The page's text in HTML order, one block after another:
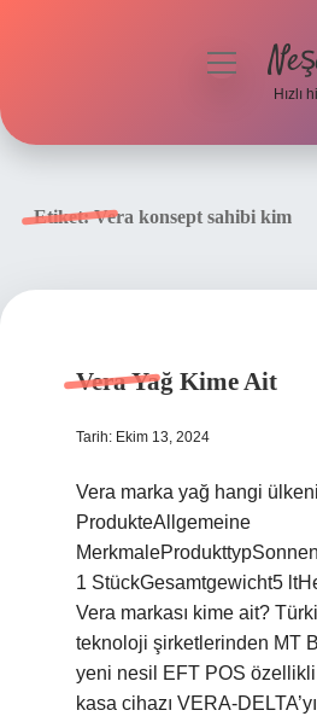
menüyü
Hızlı
Etiket:Vera konsept sahibi kim
Vera Yağ Kime Ait
Tarih: Ekim 13, 2024
Vera marka yağ hangi
ProdukteAllgemeine
1 StückGesamtgewicht5
Vera markası kime ait?
teknoloji şirketlerinden MT
yeni nesil EFT POS
kasa cihazı VERA-